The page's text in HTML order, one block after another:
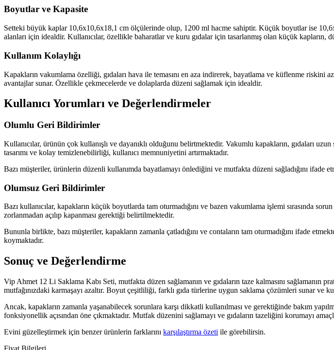
Boyutlar ve Kapasite
Setteki büyük kaplar 10,6x10,6x18,1 cm ölçülerinde olup, 1200 ml hacme sahiptir. Küçük boyutlar ise
alanları için idealdir. Kullanıcılar, özellikle baharatlar ve kuru gıdalar için tasarlanmış olan küçük kapların,
Kullanım Kolaylığı
Kapakların vakumlama özelliği, gıdaları hava ile temasını en aza indirerek, bayatlama ve küflenme riskini
avantajlar sunar. Özellikle çekmecelerde ve dolaplarda düzeni sağlamak için idealdir.
Kullanıcı Yorumları ve Değerlendirmeler
Olumlu Geri Bildirimler
Kullanıcılar, ürünün çok kullanışlı ve dayanıklı olduğunu belirtmektedir. Vakumlu kapakların, gıdaları
tasarımı ve kolay temizlenebilirliği, kullanıcı memnuniyetini artırmaktadır.
Bazı müşteriler, ürünlerin düzenli kullanımda bayatlamayı önlediğini ve mutfakta düzeni sağladığını ifade
Olumsuz Geri Bildirimler
Bazı kullanıcılar, kapakların küçük boyutlarda tam oturmadığını ve bazen vakumlama işlemi sırasında
zorlanmadan açılıp kapanması gerektiği belirtilmektedir.
Bununla birlikte, bazı müşteriler, kapakların zamanla çatladığını ve contaların tam oturmadığını ifade
koymaktadır.
Sonuç ve Değerlendirme
Vip Ahmet 12 Li Saklama Kabı Seti, mutfakta düzen sağlamanın ve gıdaların taze kalmasını sağlamanın
mutfağınızdaki karmaşayı azaltır. Boyut çeşitliliği, farklı gıda türlerine uygun saklama çözümleri sunar ve
Ancak, kapakların zamanla yaşanabilecek sorunlara karşı dikkatli kullanılması ve gerektiğinde bakım
fonksiyonellik açısından öne çıkmaktadır. Mutfak düzenini sağlamayı ve gıdaların tazeliğini korumayı
Evini güzelleştirmek için benzer ürünlerin farklarını karşılaştırma özeti ile görebilirsin.